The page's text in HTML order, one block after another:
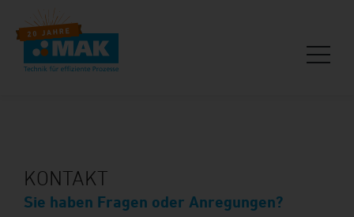
KONTAKT
Sie haben Fragen oder Anregungen?